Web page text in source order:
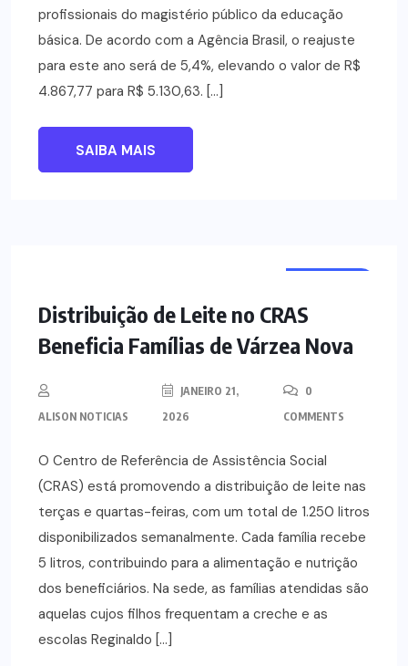
profissionais do magistério público da educação
básica. De acordo com a Agência Brasil, o reajuste
para este ano será de 5,4%, elevando o valor de R$
4.867,77 para R$ 5.130,63. […]
SAIBA MAIS
Distribuição de Leite no CRAS
Beneficia Famílias de Várzea Nova
ALISON NOTICIAS
JANEIRO 21,
2026
0
COMMENTS
O Centro de Referência de Assistência Social
(CRAS) está promovendo a distribuição de leite nas
terças e quartas-feiras, com um total de 1.250 litros
disponibilizados semanalmente. Cada família recebe
5 litros, contribuindo para a alimentação e nutrição
dos beneficiários. Na sede, as famílias atendidas são
aquelas cujos filhos frequentam a creche e as
escolas Reginaldo […]